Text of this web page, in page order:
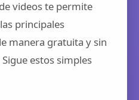
videos te permite
principales
manera gratuita y sin
estos simples